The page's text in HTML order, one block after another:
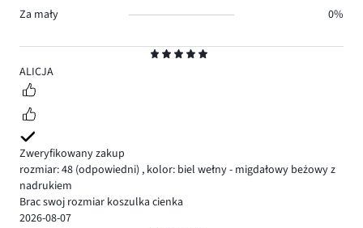
5
ALICJA
Zweryfikowany zakup
rozmiar: 48 (odpowiedni) , kolor: biel wełny - migdałowy beżowy z
nadrukiem
Brac swoj rozmiar koszulka cienka
2026-08-07
Za mały
0%